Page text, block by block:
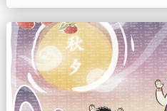
профессиональный
наставников, отмечаемый
праздник в Узбекистане
соответствии с Указом П...